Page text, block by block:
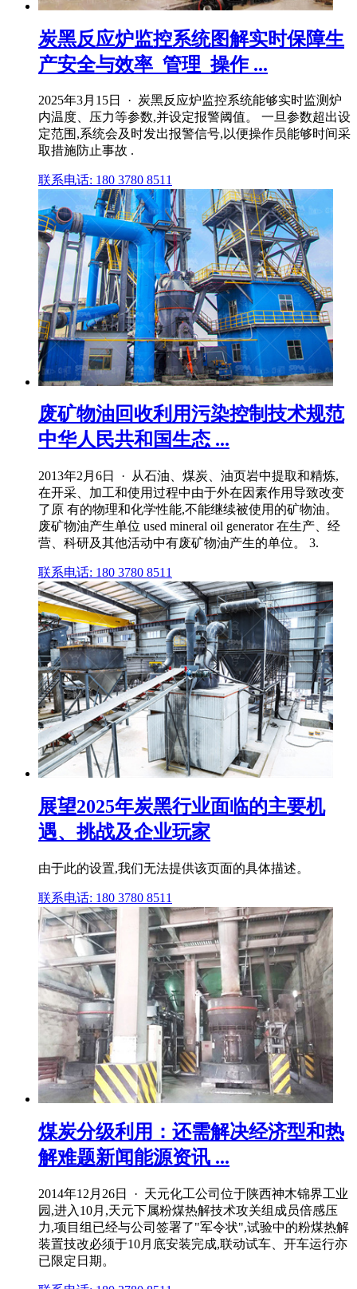
炭黑反应炉监控系统图解实时保障生
产安全与效率_管理_操作 ...
2025年3月15日 · 炭黑反应炉监控系统能够实时监测炉
内温度、压力等参数,并设定报警阈值。 一旦参数超出设
定范围,系统会及时发出报警信号,以便操作员能够时间采
取措施防止事故 .
联系电话: 180 3780 8511
废矿物油回收利用污染控制技术规范
中华人民共和国生态 ...
2013年2月6日 · 从石油、煤炭、油页岩中提取和精炼,
在开采、加工和使用过程中由于外在因素作用导致改变
了原 有的物理和化学性能,不能继续被使用的矿物油。
废矿物油产生单位 used mineral oil generator 在生产、经
营、科研及其他活动中有废矿物油产生的单位。 3.
联系电话: 180 3780 8511
展望2025年炭黑行业面临的主要机
遇、挑战及企业玩家
由于此的设置,我们无法提供该页面的具体描述。
联系电话: 180 3780 8511
煤炭分级利用：还需解决经济型和热
解难题新闻能源资讯 ...
2014年12月26日 · 天元化工公司位于陕西神木锦界工业
园,进入10月,天元下属粉煤热解技术攻关组成员倍感压
力,项目组已经与公司签署了"军令状",试验中的粉煤热解
装置技改必须于10月底安装完成,联动试车、开车运行亦
已限定日期。